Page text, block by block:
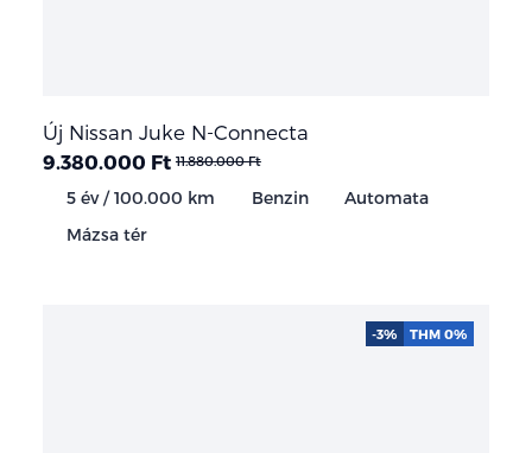
Új Nissan Juke N-Connecta
9.380.000 Ft 11.880.000 Ft
5 év / 100.000 km Benzin
Automata
Mázsa tér
-3% THM 0%